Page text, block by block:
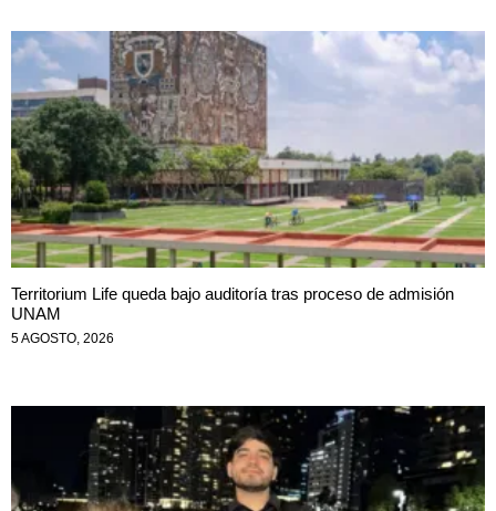
Territorium Life queda bajo auditoría tras proceso de admisión
UNAM
5 AGOSTO, 2026